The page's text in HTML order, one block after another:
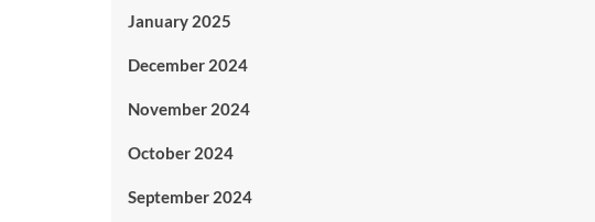
January 2025
December 2024
November 2024
October 2024
September 2024